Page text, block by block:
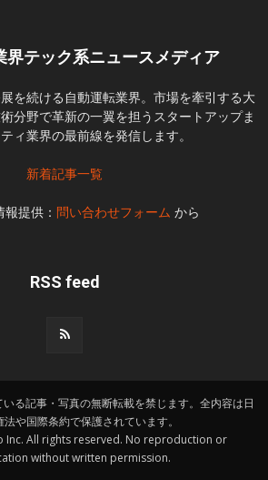
界テック系ニュースメディア
を続ける自動運転業界。市場を牽引する大
分野で革新の一翼を担うスタートアップま
ィ業界の最前線を発信します。
新着記事一覧
提供： 問い合わせフォーム から
RSS feed
る記事・写真の無断転載を禁じます。全内容は日
や国際条約で保護されています。
Inc. All rights reserved. No reproduction or
without written permission.